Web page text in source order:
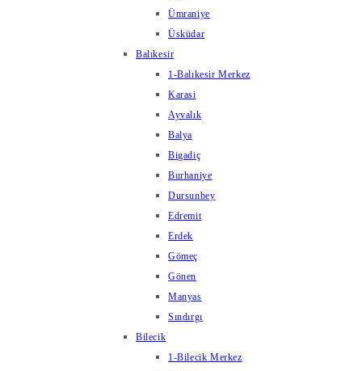
Ümraniye
Üsküdar
Balıkesir
1-Balıkesir Merkez
Karasi
Ayvalık
Balya
Bigadiç
Burhaniye
Dursunbey
Edremit
Erdek
Gömeç
Gönen
Manyas
Sındırgı
Bilecik
1-Bilecik Merkez